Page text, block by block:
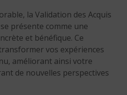
la Validation des Acquis
présente comme une
et bénéfique. Ce
vos expériences
améliorant ainsi votre
de nouvelles perspectives